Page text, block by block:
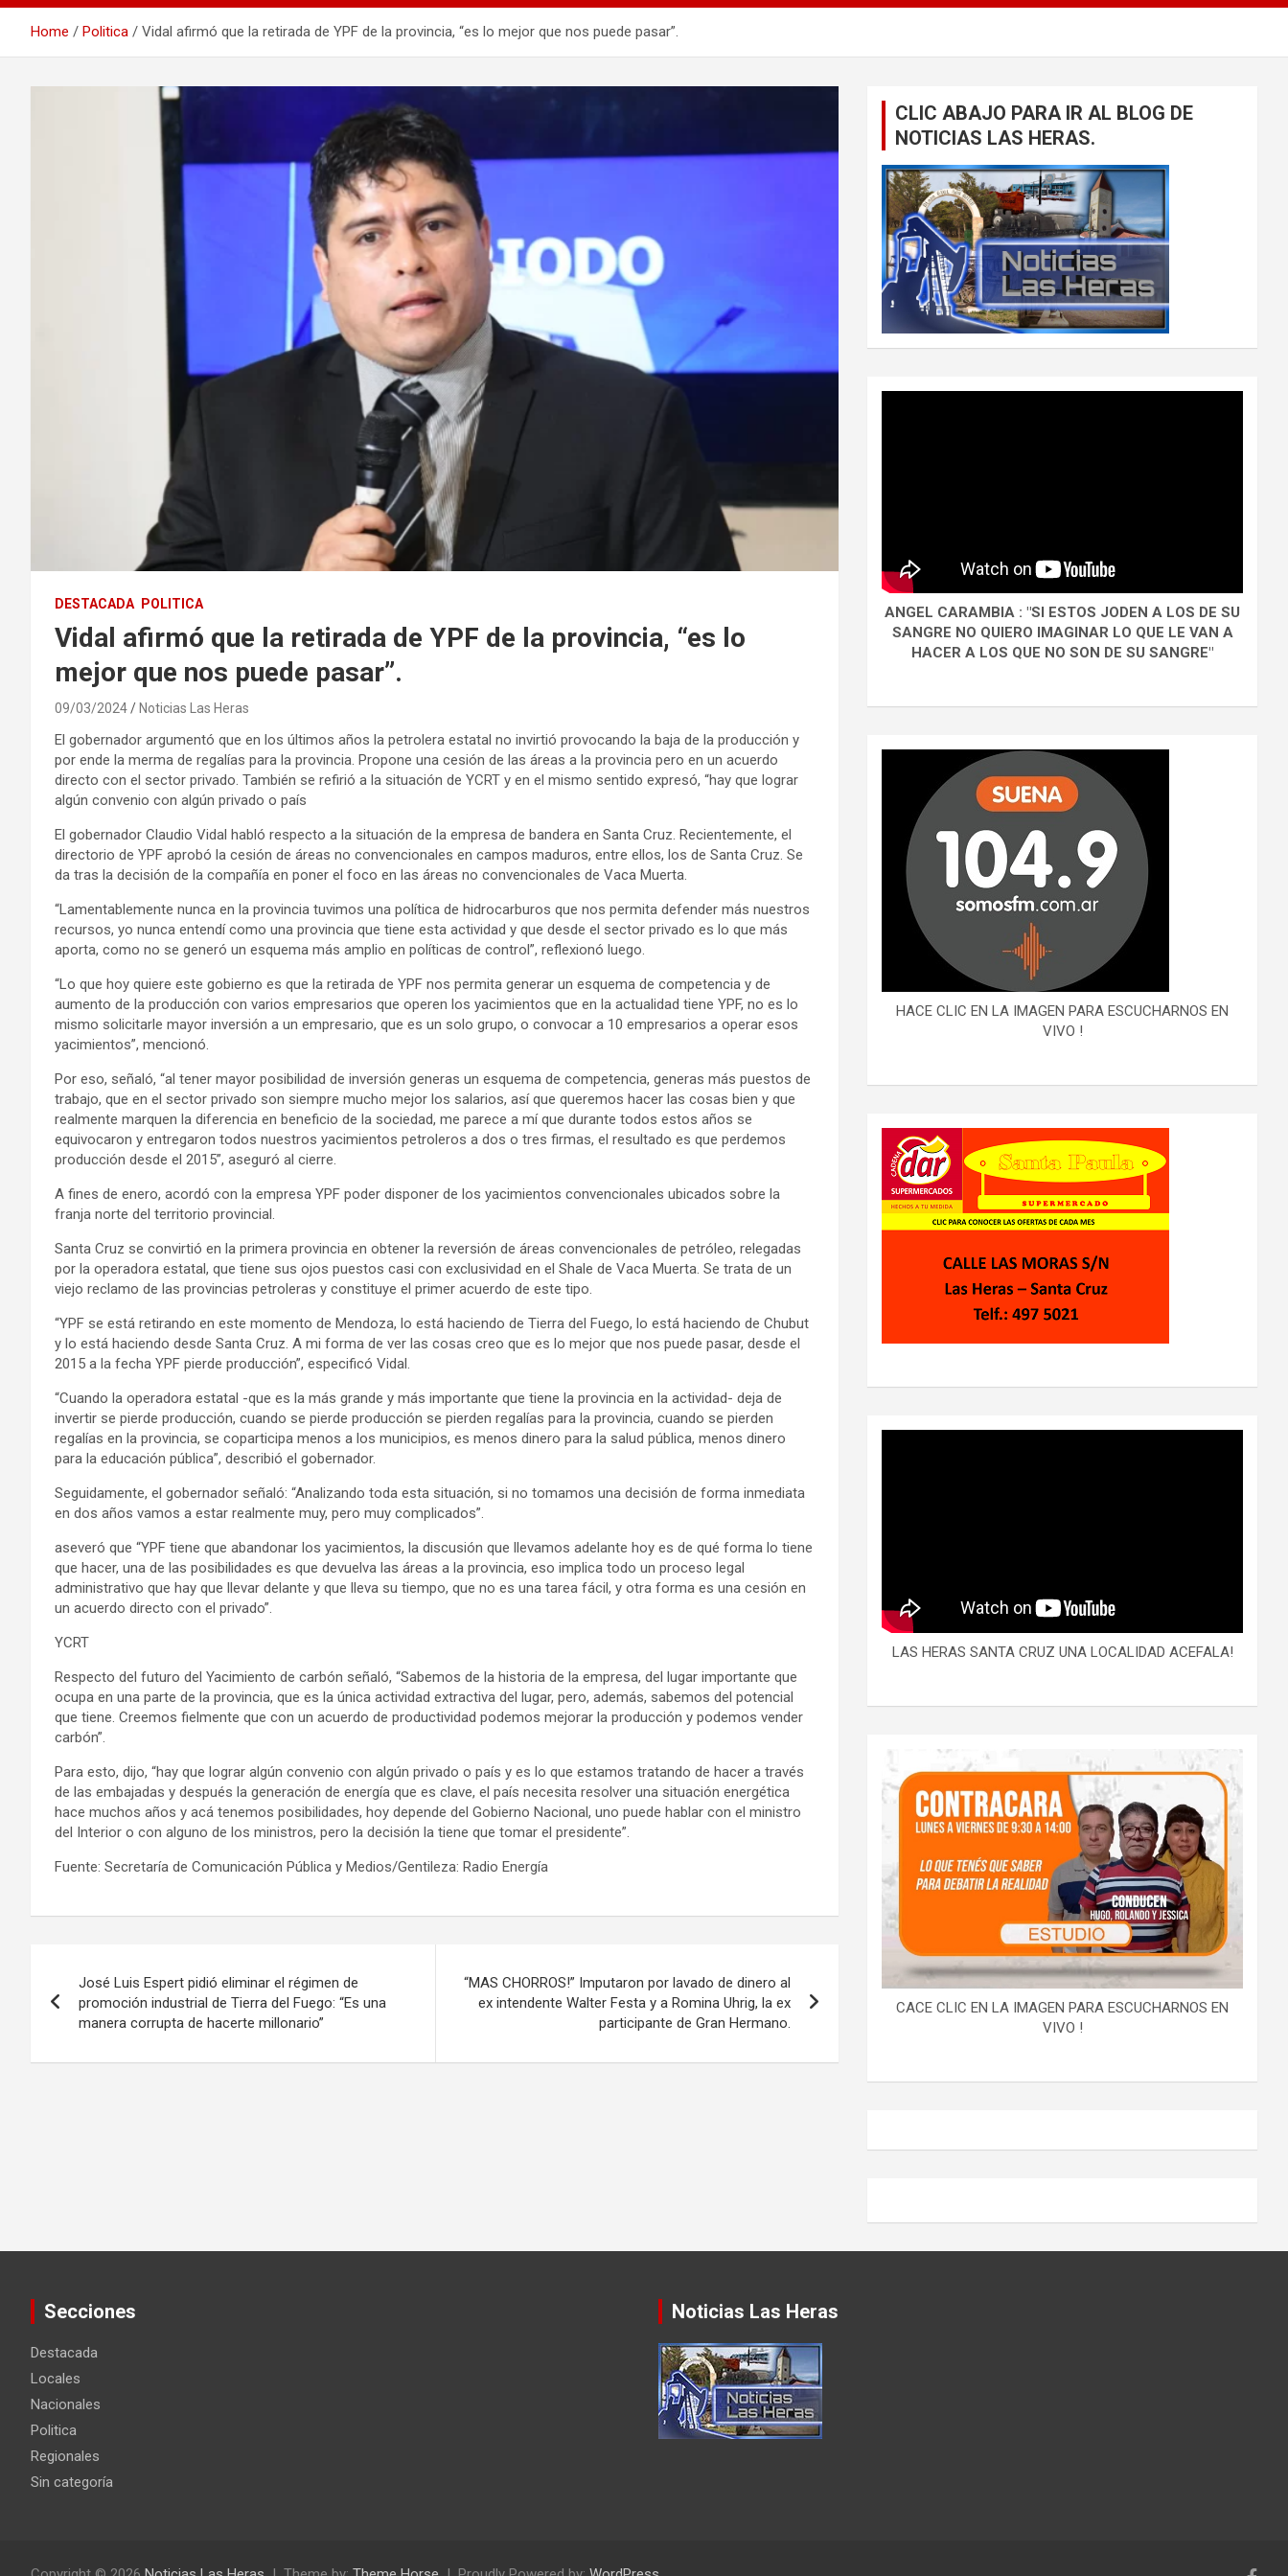
Home Politica Vidal afirmó que la retirada de YPF de la provincia, “es lo mejor que nos puede pasar”.
DESTACADA POLITICA
Vidal afirmó que la retirada de YPF de la provincia, “es lo
mejor que nos puede pasar”.
09/03/2024 Noticias Las Heras
El gobernador argumentó que en los últimos años la petrolera estatal no invirtió provocando la baja de la producción y
por ende la merma de regalías para la provincia. Propone una cesión de las áreas a la provincia pero en un acuerdo
directo con el sector privado. También se refirió a la situación de YCRT y en el mismo sentido expresó, “hay que lograr
algún convenio con algún privado o país
El gobernador Claudio Vidal habló respecto a la situación de la empresa de bandera en Santa Cruz. Recientemente, el
directorio de YPF aprobó la cesión de áreas no convencionales en campos maduros, entre ellos, los de Santa Cruz. Se
da tras la decisión de la compañía en poner el foco en las áreas no convencionales de Vaca Muerta.
“Lamentablemente nunca en la provincia tuvimos una política de hidrocarburos que nos permita defender más nuestros
recursos, yo nunca entendí como una provincia que tiene esta actividad y que desde el sector privado es lo que más
aporta, como no se generó un esquema más amplio en políticas de control”, reflexionó luego.
“Lo que hoy quiere este gobierno es que la retirada de YPF nos permita generar un esquema de competencia y de
aumento de la producción con varios empresarios que operen los yacimientos que en la actualidad tiene YPF, no es lo
mismo solicitarle mayor inversión a un empresario, que es un solo grupo, o convocar a 10 empresarios a operar esos
yacimientos”, mencionó.
Por eso, señaló, “al tener mayor posibilidad de inversión generas un esquema de competencia, generas más puestos de
trabajo, que en el sector privado son siempre mucho mejor los salarios, así que queremos hacer las cosas bien y que
realmente marquen la diferencia en beneficio de la sociedad, me parece a mí que durante todos estos años se
equivocaron y entregaron todos nuestros yacimientos petroleros a dos o tres firmas, el resultado es que perdemos
producción desde el 2015”, aseguró al cierre.
A fines de enero, acordó con la empresa YPF poder disponer de los yacimientos convencionales ubicados sobre la
franja norte del territorio provincial.
Santa Cruz se convirtió en la primera provincia en obtener la reversión de áreas convencionales de petróleo, relegadas
por la operadora estatal, que tiene sus ojos puestos casi con exclusividad en el Shale de Vaca Muerta. Se trata de un
viejo reclamo de las provincias petroleras y constituye el primer acuerdo de este tipo.
“YPF se está retirando en este momento de Mendoza, lo está haciendo de Tierra del Fuego, lo está haciendo de Chubut
y lo está haciendo desde Santa Cruz. A mi forma de ver las cosas creo que es lo mejor que nos puede pasar, desde el
2015 a la fecha YPF pierde producción”, especificó Vidal.
“Cuando la operadora estatal -que es la más grande y más importante que tiene la provincia en la actividad- deja de
invertir se pierde producción, cuando se pierde producción se pierden regalías para la provincia, cuando se pierden
regalías en la provincia, se coparticipa menos a los municipios, es menos dinero para la salud pública, menos dinero
para la educación pública”, describió el gobernador.
Seguidamente, el gobernador señaló: “Analizando toda esta situación, si no tomamos una decisión de forma inmediata
en dos años vamos a estar realmente muy, pero muy complicados”.
aseveró que “YPF tiene que abandonar los yacimientos, la discusión que llevamos adelante hoy es de qué forma lo tiene
que hacer, una de las posibilidades es que devuelva las áreas a la provincia, eso implica todo un proceso legal
administrativo que hay que llevar delante y que lleva su tiempo, que no es una tarea fácil, y otra forma es una cesión en
un acuerdo directo con el privado”.
YCRT
Respecto del futuro del Yacimiento de carbón señaló, “Sabemos de la historia de la empresa, del lugar importante que
ocupa en una parte de la provincia, que es la única actividad extractiva del lugar, pero, además, sabemos del potencial
que tiene. Creemos fielmente que con un acuerdo de productividad podemos mejorar la producción y podemos vender
carbón”.
Para esto, dijo, “hay que lograr algún convenio con algún privado o país y es lo que estamos tratando de hacer a través
de las embajadas y después la generación de energía que es clave, el país necesita resolver una situación energética
hace muchos años y acá tenemos posibilidades, hoy depende del Gobierno Nacional, uno puede hablar con el ministro
del Interior o con alguno de los ministros, pero la decisión la tiene que tomar el presidente”.
Fuente: Secretaría de Comunicación Pública y Medios/Gentileza: Radio Energía
de
José Luis Espert pidió eliminar el régimen de
promoción industrial de Tierra del Fuego: “Es una
manera corrupta de hacerte millonario”
“MAS CHORROS!” Imputaron por lavado de dinero al
ex intendente Walter Festa y a Romina Uhrig, la ex
participante de Gran Hermano.
CLIC ABAJO PARA IR AL BLOG DE
NOTICIAS LAS HERAS.
ANGEL CARAMBIA : "SI ESTOS JODEN A LOS DE SU
SANGRE NO QUIERO IMAGINAR LO QUE LE VAN A
HACER A LOS QUE NO SON DE SU SANGRE"
HACE CLIC EN LA IMAGEN PARA ESCUCHARNOS EN
VIVO !
LAS HERAS SANTA CRUZ UNA LOCALIDAD ACEFALA!
CACE CLIC EN LA IMAGEN PARA ESCUCHARNOS EN
VIVO !
Secciones
Destacada
Locales
Nacionales
Politica
Regionales
Sin categoría
Noticias Las Heras